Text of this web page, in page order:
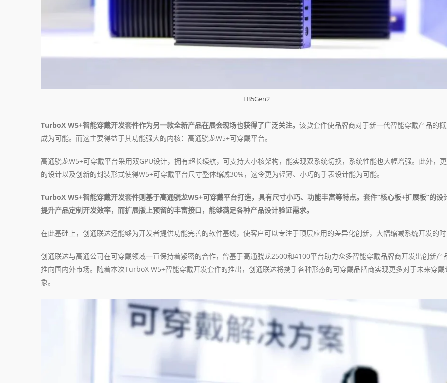
EB5Gen2
TurboX W5+智能穿戴开发套件作为另一款全新产品在展会现场也获得了广泛关注。 该款套件使品牌商对于新一代智能穿戴产品的
成为可能。而这主要得益于其功能强大的内核：高通骁龙W5+可穿戴平台。
高通骁龙W5+可穿戴平台采用双GPU设计，拥有超长续航，可支持大小核架构，能实现双系统切换，系统性能也大幅增强。此外，
的设计以及创新的封装形式使得W5+可穿戴平台尺寸整体缩减30%，这令更为轻薄、小巧的手表设计能为可能。
TurboX W5+智能穿戴开发套件则基于高通骁龙W5+可穿戴平台打造，具有尺寸小巧、功能丰富等特点。套件“核心板+扩展板”的设
提升产品定制开发效率，而扩展版上预留的丰富接口，能够满足各种产品设计验证需求。
在此基础上，创通联达还能够为开发者提供功能完善的软件基线，使客户可以专注于顶层应用的差异化创新，大幅缩减系统开发的
创通联达与高通公司在可穿戴领域一直保持着紧密的合作，曾基于高通骁龙2500和4100平台助力众多智能穿戴品牌商开发出创新产
推向国内外市场。随着本次TurboX W5+智能穿戴开发套件的推出，创通联达将携手各种形态的可穿戴品牌商实现更多对于未来穿戴
象。